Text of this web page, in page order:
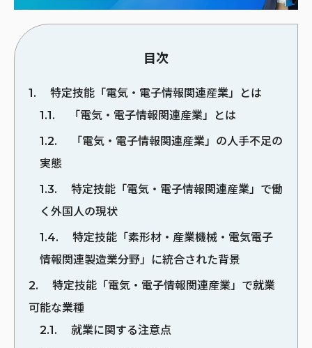
目次
1
特定技能「電気・電子情報関連産業」とは
1.1
「電気・電子情報関連産業」とは
1.2
「電気・電子情報関連産業」の人手不足の
実態
1.3
特定技能「電気・電子情報関連産業」で働
く外国人の現状
1.4
特定技能「素形材・産業機械・電気電子
情報関連製造業分野」に統合された背景
2
特定技能「電気・電子情報関連産業」で就業
可能な業種
2.1
就業に関する注意点